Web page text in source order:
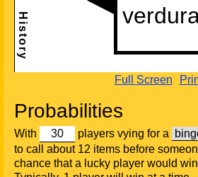
Full Screen
Probabilities
With players vying for a
to call about 12 items before
chance that a lucky player would